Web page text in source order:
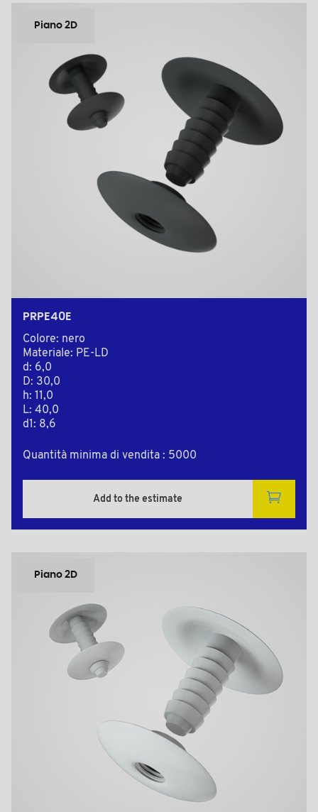
Piano 2D
PRPE40E
Colore: nero
Materiale: PE-LD
d: 6,0
D: 30,0
h: 11,0
L: 40,0
d1: 8,6
Quantità minima di vendita : 5000
Add to the estimate
Piano 2D